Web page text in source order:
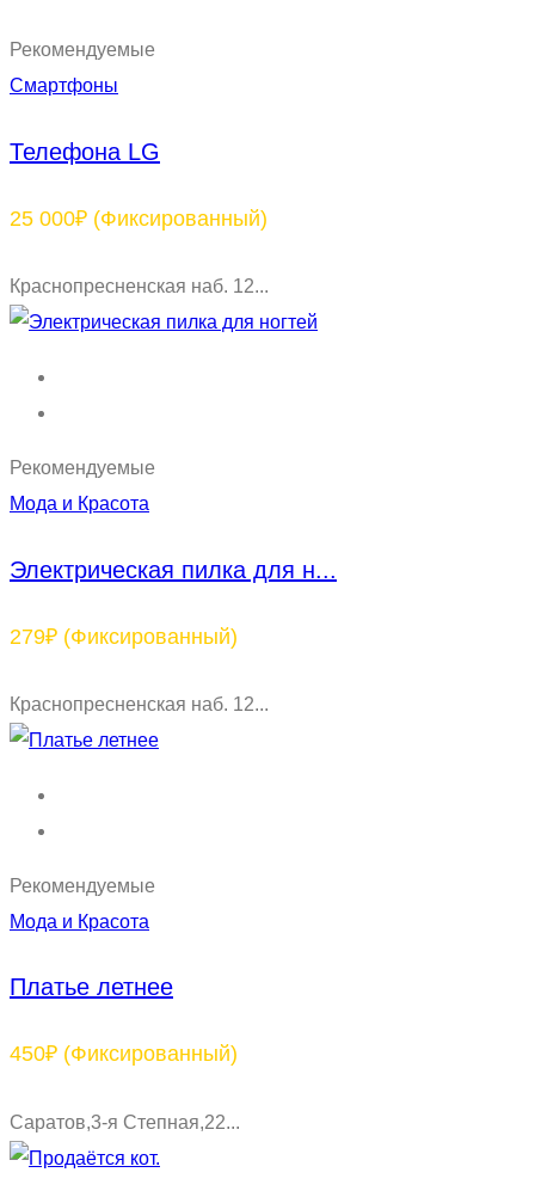
Рекомендуемые
Смартфоны
Телефона LG
25 000₽ (Фиксированный)
Краснопресненская наб. 12...
Рекомендуемые
Мода и Красота
Электрическая пилка для н...
279₽ (Фиксированный)
Краснопресненская наб. 12...
Рекомендуемые
Мода и Красота
Платье летнее
450₽ (Фиксированный)
Саратов,3-я Степная,22...